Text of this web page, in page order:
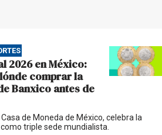
ú
s
q
u
2026 en México:
comprar la
Banxico antes de
de Moneda de México, celebra la
triple sede mundialista.